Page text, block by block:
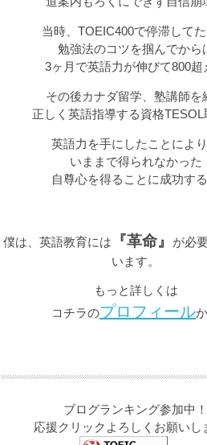
当時、TOEIC400で停滞してた
勉強法のコツを掴んでから
3ヶ月で英語力が伸びて800超
その後カナダ留学、塾講師を
正しく英語指導する資格TESOL
英語力を手にしたことにより
いままで得られなかった
自尊心を得ることに成功する
僕は、英語教育には 『革命』
が必
います。
もっと詳しくは
コチラのプロフィール
ブログランキング参加中！
応援クリックよろしくお願いし